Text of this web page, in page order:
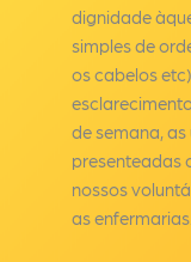
dignidade
simples de
os cabelos
de semana,
presenteadas
nossos
as enfermarias.